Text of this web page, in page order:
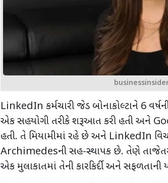
LinkedIn કર્મચારી જેડ બોનાકોલ્ટાને 6
એક સહયોગી તરીકે શરૂઆત કરી હતી અને
હતી. તે મિયામીમાં રહે છે અને LinkedIn
Archimedesની સહ-સ્થાપક છે. તેણે
એક મુલાકાતમાં તેની કારકિર્દી અને સફળતાની